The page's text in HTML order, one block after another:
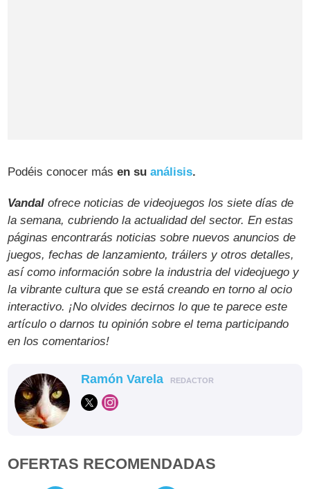
Podéis conocer másen suanálisis.
Vandal ofrece noticias de videojuegos los siete días de
la semana, cubriendo la actualidad del sector. En estas
páginas encontrarás noticias sobre nuevos anuncios de
juegos, fechas de lanzamiento, tráilers y otros detalles,
así como información sobre la industria del videojuego y
la vibrante cultura que se está creando en torno al ocio
interactivo. ¡No olvides decirnos lo que te parece este
artículo o darnos tu opinión sobre el tema participando
en los comentarios!
Ramón Varela REDACTOR
OFERTAS RECOMENDADAS